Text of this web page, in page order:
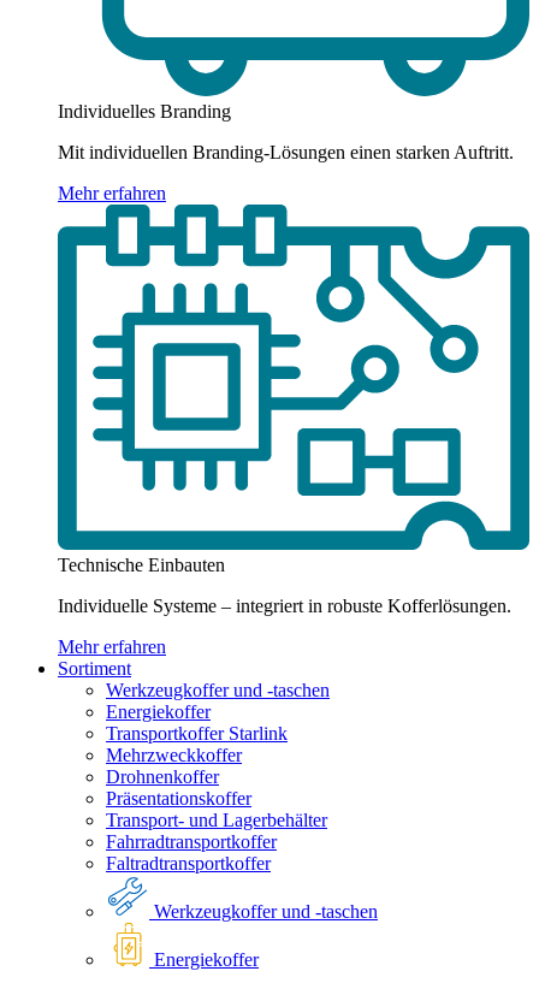
Individuelles Branding
Mit individuellen Branding-Lösungen einen starken Auftritt.
Mehr erfahren
Technische Einbauten
Individuelle Systeme – integriert in robuste Kofferlösungen.
Mehr erfahren
Sortiment
Werkzeugkoffer und -taschen
Energiekoffer
Transportkoffer Starlink
Mehrzweckkoffer
Drohnenkoffer
Präsentationskoffer
Transport- und Lagerbehälter
Fahrradtransportkoffer
Faltradtransportkoffer
Werkzeugkoffer und -taschen
Energiekoffer